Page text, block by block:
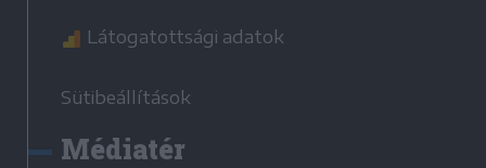
Látogatottsági adatok
Sütibeállítások
Médiatér